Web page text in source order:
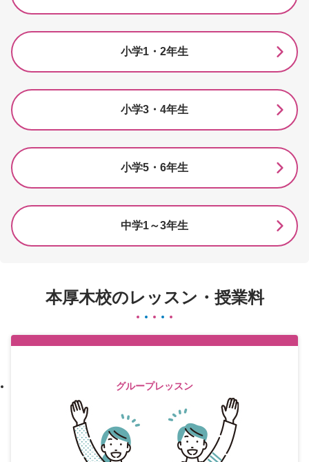
小学1・2年生
小学3・4年生
小学5・6年生
中学1～3年生
本厚木校のレッスン・授業料
グループレッスン